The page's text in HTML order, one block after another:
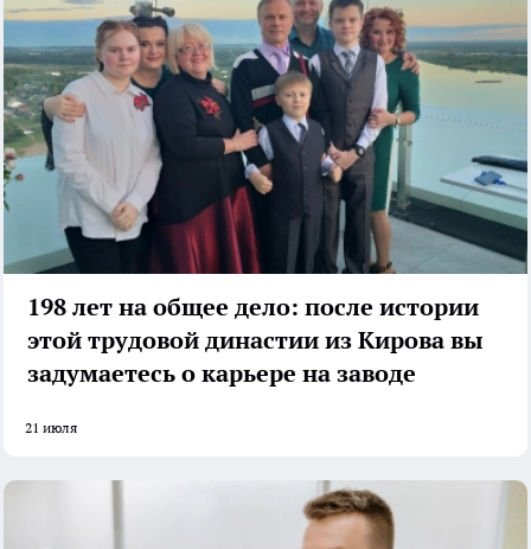
198 лет на общее дело: после истории
этой трудовой династии из Кирова вы
задумаетесь о карьере на заводе
21 июля